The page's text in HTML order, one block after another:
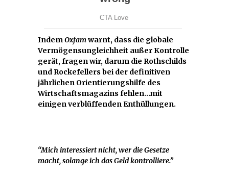
IndemOxfamwarnt, dass die globale
Vermögensungleichheit außer Kontrolle
gerät, fragen wir, darum die Rothschilds
und Rockefellers bei der definitiven
jährlichen Orientierungshilfe des
Wirtschaftsmagazins fehlen…mit
einigen verblüffenden Enthüllungen.
“Mich interessiert nicht, wer die Gesetze
macht, solange ich das Geld kontrolliere.”